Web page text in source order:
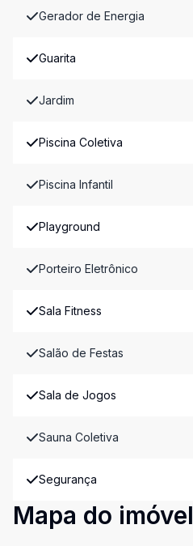
Gerador de Energia
Guarita
Jardim
Piscina Coletiva
Piscina Infantil
Playground
Porteiro Eletrônico
Sala Fitness
Salão de Festas
Sala de Jogos
Sauna Coletiva
Segurança
Mapa do imóvel